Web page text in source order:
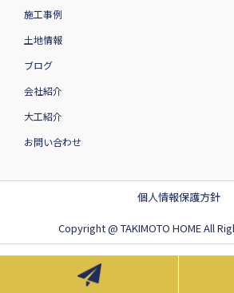
施工事例
土地情報
ブログ
会社紹介
大工紹介
お問い合わせ
個人情報保護方針
Copyright @ TAKIMOTO HOME All